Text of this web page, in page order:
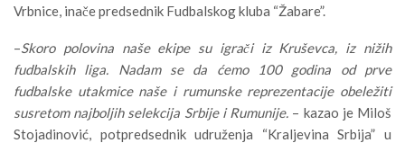
Vrbnice, inače predsednik Fudbalskog kluba “Žabare”.
–Skoro polovina naše ekipe su igrači iz Kruševca, iz nižih
fudbalskih liga. Nadam se da ćemo 100 godina od prve
fudbalske utakmice naše i rumunske reprezentacije obeležiti
susretom najboljih selekcija Srbije i Rumunije. – kazao je Miloš
Stojadinović, potpredsednik udruženja “Kraljevina Srbija” u